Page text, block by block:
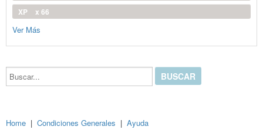
XP
x 66
Ver Más
Buscar...
Home | Condiciones Generales | Ayuda